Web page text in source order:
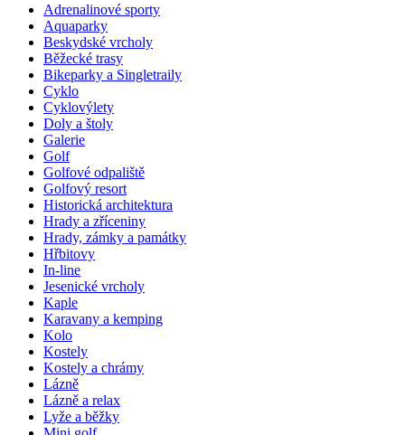
Adrenalinové sporty
Aquaparky
Beskydské vrcholy
Běžecké trasy
Bikeparky a Singletraily
Cyklo
Cyklovýlety
Doly a štoly
Galerie
Golf
Golfové odpaliště
Golfový resort
Historická architektura
Hrady a zříceniny
Hrady, zámky a památky
Hřbitovy
In-line
Jesenické vrcholy
Kaple
Karavany a kemping
Kolo
Kostely
Kostely a chrámy
Lázně
Lázně a relax
Lyže a běžky